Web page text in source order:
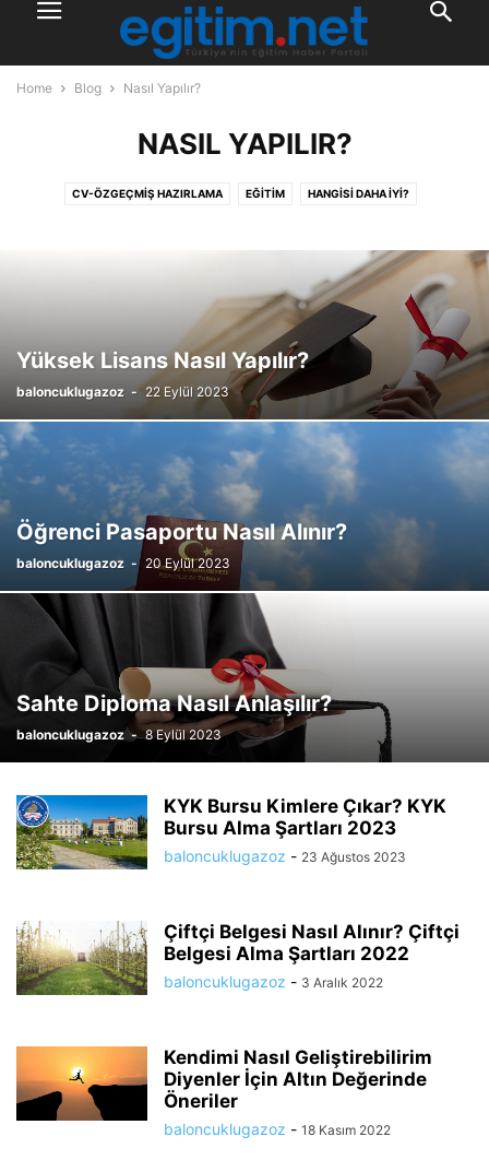
Home Blog Nasıl Yapılır?
NASIL YAPILIR?
CV-ÖZGEÇMIŞ HAZIRLAMA EĞITIM HANGISI DAHA İYI?
KITAP TAVSIYELERI MESLEKLER NASIL OLUNUR?
ONLINE EĞITIM PSIKOLOJI
SERTIFIKA SOSYAL MEDYA
Yüksek Lisans Nasıl Yapılır?
baloncuklugazoz - 22 Eylül 2023
Öğrenci Pasaportu Nasıl Alınır?
baloncuklugazoz - 20 Eylül 2023
Sahte Diploma Nasıl Anlaşılır?
baloncuklugazoz - 8 Eylül 2023
KYK Bursu Kimlere Çıkar? KYK
Bursu Alma Şartları 2023
baloncuklugazoz - 23 Ağustos 2023
Çiftçi Belgesi Nasıl Alınır? Çiftçi
Belgesi Alma Şartları 2022
baloncuklugazoz - 3 Aralık 2022
Kendimi Nasıl Geliştirebilirim
Diyenler İçin Altın Değerinde
Öneriler
baloncuklugazoz - 18 Kasım 2022